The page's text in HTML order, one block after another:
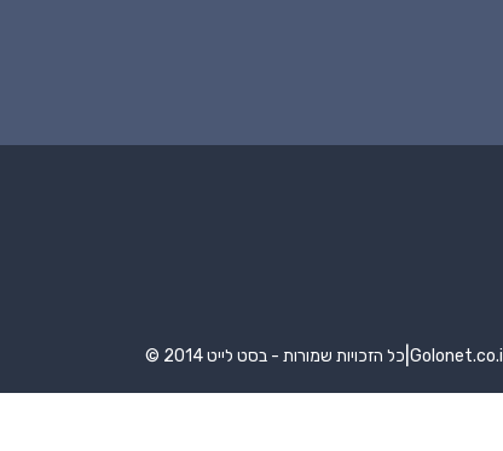
© 2014 כל הזכויות שמורות - בסט לייט Golonet.co.il